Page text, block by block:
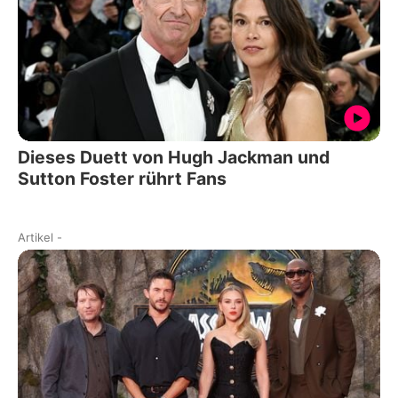
Dieses Duett von Hugh Jackman und
Sutton Foster rührt Fans
Artikel -